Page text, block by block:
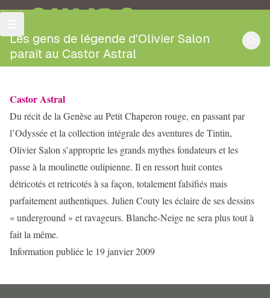
OULIPO
Les gens de légende d'Olivier Salon
paraît au Castor Astral
Castor Astral
Du récit de la Genèse au Petit Chaperon rouge, en passant par
l’Odyssée et la collection intégrale des aventures de Tintin,
Olivier Salon s’approprie les grands mythes fondateurs et les
passe à la moulinette oulipienne. Il en ressort huit contes
détricotés et retricotés à sa façon, totalement falsifiés mais
parfaitement authentiques. Julien Couty les éclaire de ses dessins
« underground » et ravageurs. Blanche-Neige ne sera plus tout à
fait la même.
Information publiée le 19 janvier 2009